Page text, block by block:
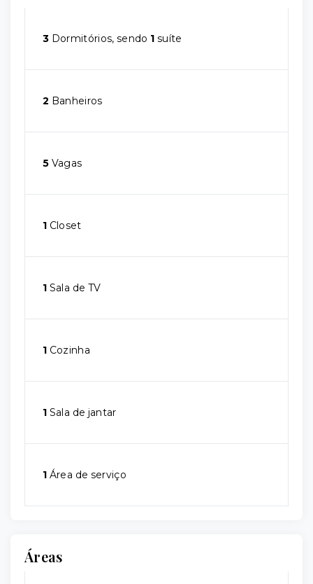
3 Dormitórios, sendo 1 suíte
2 Banheiros
5 Vagas
1 Closet
1 Sala de TV
1 Cozinha
1 Sala de jantar
1 Área de serviço
Áreas